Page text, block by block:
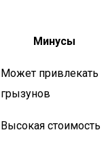
Минусы
Может привлекать
грызунов
Высокая стоимость